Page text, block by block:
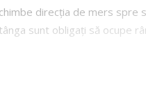
direcția de mers spre
sunt obligați să ocupe